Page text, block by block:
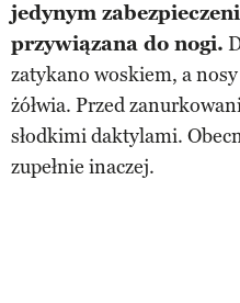
jedynym
przywiązana do nogi.
zatykano woskiem, a
żółwia. Przed
słodkimi daktylami.
zupełnie inaczej.